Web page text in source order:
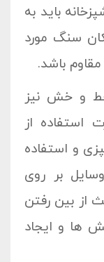
باید به
سنگ مورد
باشد.
خط و خش نیز
استفاده از
و استفاده
بر روی
بین رفتن
ها و ایجاد